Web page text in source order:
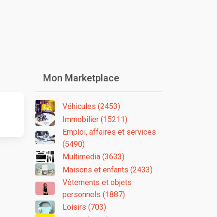
Mon Marketplace
Véhicules (2453)
Immobilier (15211)
Emploi, affaires et services
(5490)
Multimedia (3633)
Maisons et enfants (2433)
Vêtements et objets
personnels (1887)
Loisirs (703)